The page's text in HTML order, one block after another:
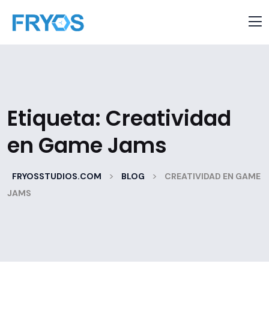
Etiqueta: Creatividad
en Game Jams
FRYOSSTUDIOS.COM > BLOG >
CREATIVIDAD EN GAME
JAMS